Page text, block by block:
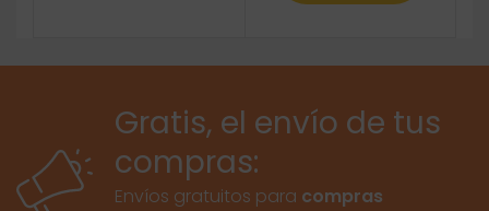
Gratis, el envío de tus
compras:
Envíos gratuitos para compras